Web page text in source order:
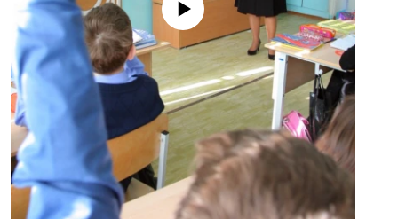
No media source currently available